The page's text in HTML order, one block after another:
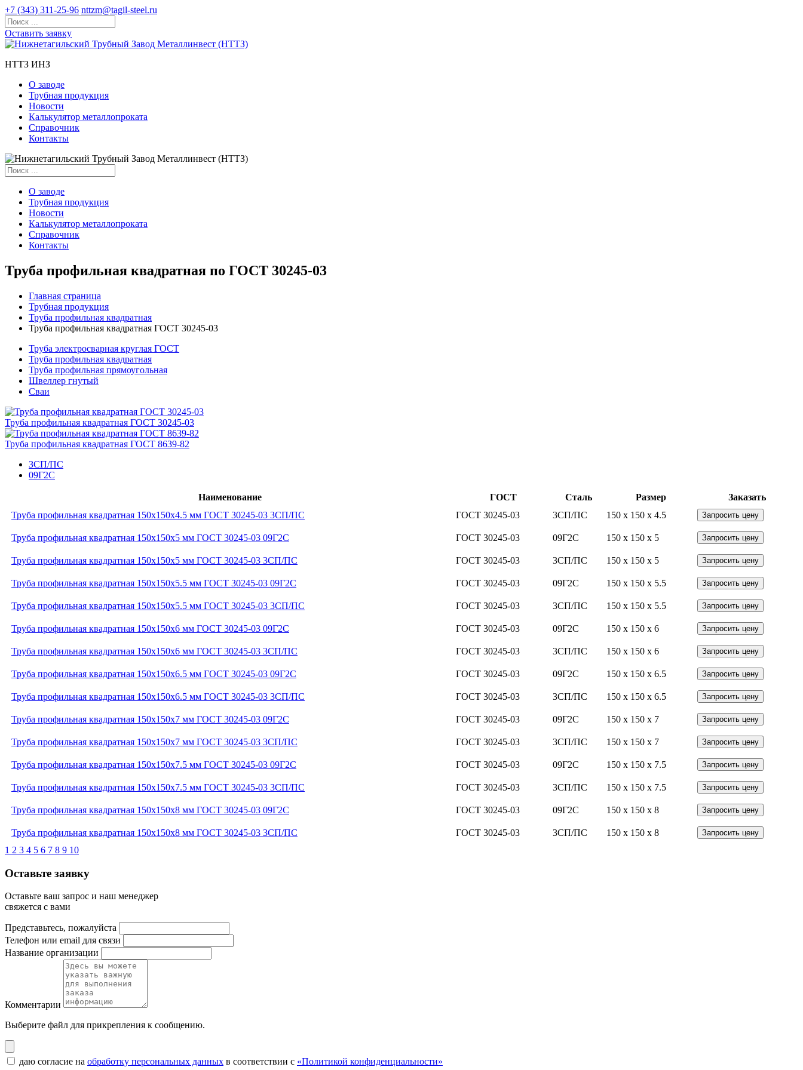
+7 (343) 311-25-96 nttzm@tagil-steel.ru
Оставить заявку
НТТЗ ИНЗ
О заводе
Трубная продукция
Новости
Калькулятор металлопроката
Справочник
Контакты
О заводе
Трубная продукция
Новости
Калькулятор металлопроката
Справочник
Контакты
Труба профильная квадратная по ГОСТ 30245-03
Главная страница
Трубная продукция
Труба профильная квадратная
Труба профильная квадратная ГОСТ 30245-03
Труба электросварная круглая ГОСТ
Труба профильная квадратная
Труба профильная прямоугольная
Швеллер гнутый
Сваи
Труба профильная квадратная ГОСТ 30245-03
Труба профильная квадратная ГОСТ 8639-82
ЗСП/ПС
09Г2С
Наименование ГОСТ Сталь Размер
Заказать
Труба профильная квадратная 150x150x4.5 мм ГОСТ 30245-03 3СП/ПС
ГОСТ 30245-03 3СП/ПС 150 x 150 x 4.5 Запросить цену
Труба профильная квадратная 150x150x5 мм ГОСТ 30245-03 09Г2С ГОСТ 30245-03 09Г2С 150 x 150 x 5 Запросить цену
Труба профильная квадратная 150x150x5 мм ГОСТ 30245-03 3СП/ПС ГОСТ 30245-03 3СП/ПС 150 x 150 x 5 Запросить цену
Труба профильная квадратная 150x150x5.5 мм ГОСТ 30245-03 09Г2С ГОСТ 30245-03 09Г2С 150 x 150 x 5.5 Запросить цену
Труба профильная квадратная 150x150x5.5 мм ГОСТ 30245-03 3СП/ПС ГОСТ 30245-03 3СП/ПС 150 x 150 x 5.5 Запросить цену
Труба профильная квадратная 150x150x6 мм ГОСТ 30245-03 09Г2С ГОСТ 30245-03 09Г2С 150 x 150 x 6 Запросить цену
Труба профильная квадратная 150x150x6 мм ГОСТ 30245-03 3СП/ПС ГОСТ 30245-03 3СП/ПС 150 x 150 x 6 Запросить цену
Труба профильная квадратная 150x150x6.5 мм ГОСТ 30245-03 09Г2С ГОСТ 30245-03 09Г2С 150 x 150 x 6.5 Запросить цену
Труба профильная квадратная 150x150x6.5 мм ГОСТ 30245-03 3СП/ПС ГОСТ 30245-03 3СП/ПС 150 x 150 x 6.5 Запросить цену
Труба профильная квадратная 150x150x7 мм ГОСТ 30245-03 09Г2С ГОСТ 30245-03 09Г2С 150 x 150 x 7 Запросить цену
Труба профильная квадратная 150x150x7 мм ГОСТ 30245-03 3СП/ПС ГОСТ 30245-03 3СП/ПС 150 x 150 x 7 Запросить цену
Труба профильная квадратная 150x150x7.5 мм ГОСТ 30245-03 09Г2С ГОСТ 30245-03 09Г2С 150 x 150 x 7.5 Запросить цену
Труба профильная квадратная 150x150x7.5 мм ГОСТ 30245-03 3СП/ПС ГОСТ 30245-03 3СП/ПС 150 x 150 x 7.5 Запросить цену
Труба профильная квадратная 150x150x8 мм ГОСТ 30245-03 09Г2С ГОСТ 30245-03 09Г2С 150 x 150 x 8 Запросить цену
Труба профильная квадратная 150x150x8 мм ГОСТ 30245-03 3СП/ПС ГОСТ 30245-03 3СП/ПС 150 x 150 x 8 Запросить цену
1 2 3 4 5 6 7 8 9 10
Оставьте заявку
Оставьте ваш запрос и наш менеджер
свяжется с вами
Представьтесь, пожалуйста
Телефон или email для связи
Название организации
Комментарии
Выберите файл для прикрепления к сообщению.
даю согласие на обработку персональных данных в соответствии с «Политикой конфиденциальности»